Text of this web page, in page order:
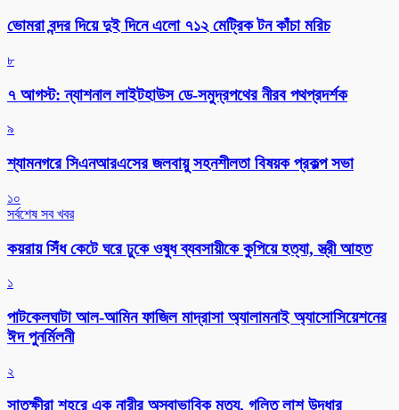
ভোমরা বন্দর দিয়ে দুই দিনে এলো ৭১২ মেট্রিক টন কাঁচা মরিচ
৮
৭ আগস্ট: ন্যাশনাল লাইটহাউস ডে-সমুদ্রপথের নীরব পথপ্রদর্শক
৯
শ্যামনগরে সিএনআরএসের জলবায়ু সহনশীলতা বিষয়ক প্রকল্প সভা
১০
সর্বশেষ সব খবর
কয়রায় সিঁধ কেটে ঘরে ঢুকে ওষুধ ব্যবসায়ীকে কুপিয়ে হত্যা, স্ত্রী আহত
১
পাটকেলঘাটা আল-আমিন ফাজিল মাদ্রাসা অ্যালামনাই অ্যাসোসিয়েশনের
ঈদ পুনর্মিলনী
২
সাতক্ষীরা শহরে এক নারীর অস্বাভাবিক মৃত্যু, গলিত লাশ উদ্ধার